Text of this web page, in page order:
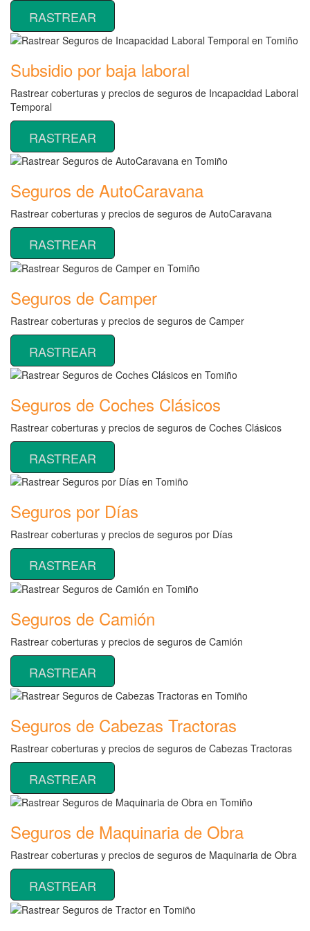
RASTREAR
Subsidio por baja laboral
Rastrear coberturas y precios de seguros de Incapacidad Laboral
Temporal
RASTREAR
Seguros de AutoCaravana
Rastrear coberturas y precios de seguros de AutoCaravana
RASTREAR
Seguros de Camper
Rastrear coberturas y precios de seguros de Camper
RASTREAR
Seguros de Coches Clásicos
Rastrear coberturas y precios de seguros de Coches Clásicos
RASTREAR
Seguros por Días
Rastrear coberturas y precios de seguros por Días
RASTREAR
Seguros de Camión
Rastrear coberturas y precios de seguros de Camión
RASTREAR
Seguros de Cabezas Tractoras
Rastrear coberturas y precios de seguros de Cabezas Tractoras
RASTREAR
Seguros de Maquinaria de Obra
Rastrear coberturas y precios de seguros de Maquinaria de Obra
RASTREAR